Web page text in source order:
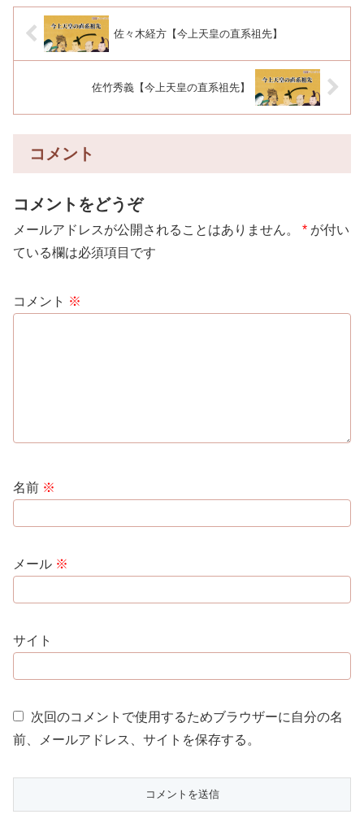
佐々木経方【今上天皇の直系祖先】
佐竹秀義【今上天皇の直系祖先】
コメント
コメントをどうぞ
メールアドレスが公開されることはありません。 * が付い
ている欄は必須項目です
コメント ※
名前 ※
メール ※
サイト
次回のコメントで使用するためブラウザーに自分の名
前、メールアドレス、サイトを保存する。